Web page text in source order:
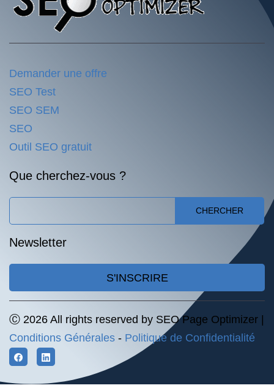
Demander une offre
SEO Test
SEO SEM
SEO
Outil SEO gratuit
Que cherchez-vous ?
CHERCHER
Newsletter
S'INSCRIRE
Ⓒ 2026 All rights reserved by SEO Page Optimizer |
Conditions Générales - Politique de Confidentialité